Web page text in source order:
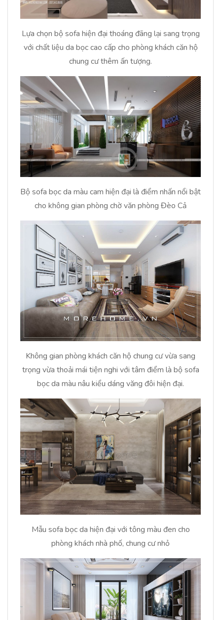
Lựa chọn bộ sofa hiện đại thoáng đãng lại sang trọng
với chất liệu da bọc cao cấp cho phòng khách căn hộ
chung cư thêm ấn tượng.
Bộ sofa bọc da màu cam hiện đại là điểm nhấn nổi bật
cho không gian phòng chờ văn phòng Đèo Cả
Không gian phòng khách căn hộ chung cư vừa sang
trọng vừa thoải mái tiện nghi với tâm điểm là bộ sofa
bọc da màu nâu kiểu dáng văng đôi hiện đại.
Mẫu sofa bọc da hiện đại với tông màu đen cho
phòng khách nhà phố, chung cư nhỏ